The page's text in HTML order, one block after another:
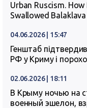
Urban Ruscism.
Swallowed
04.06.2026 | 15:47
Генштаб
РФ у Криму і
02.06.2026 | 18:11
В Крыму ночью на
военный эшелон,